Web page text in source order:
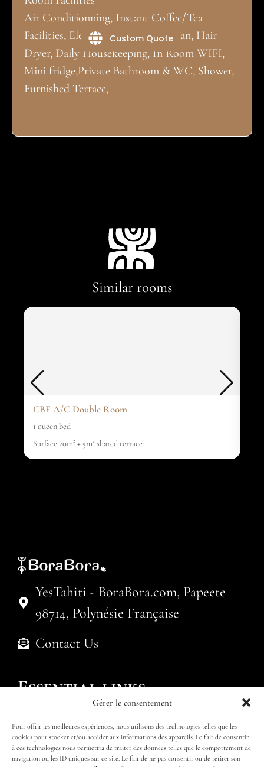
Gérer le consentement
Pour offrir les meilleures expériences, nous utilisons des technologies telles que les
cookies pour stocker et/ou accéder aux informations des appareils. Le fait de consentir
à ces technologies nous permettra de traiter des données telles que le comportement de
navigation ou les ID uniques sur ce site. Le fait de ne pas consentir ou de retirer son
Air Conditionning, Instant Coffee/Tea
Facilities, Electric Kettle, Mobile Fan, Hair
Dryer, Daily Housekeeping, In Room WIFI,
Mini fridge,Private Bathroom & WC, Shower,
Furnished Terrace,
Similar rooms
CBF A/C Double Room
1 queen bed
Surface 20m² + 5m² shared terrace
YesTahiti - BoraBora.com, Papeete
98714, Polynésie Française
Contact Us
Essential links
Submit an enquiry
Custom Quote